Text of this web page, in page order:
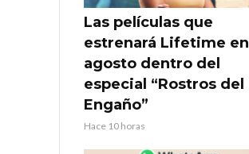
Las películas que
estrenará Lifetime en
agosto dentro del
especial “Rostros del
Engaño”
Hace 10 horas